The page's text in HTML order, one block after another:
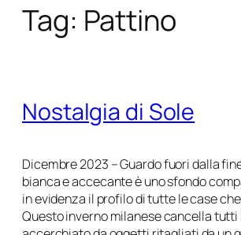
Tag: Pattino
Nostalgia di Sole
Dicembre 2023 – Guardo fuori dalla
bianca e accecante è uno sfondo
in evidenza il profilo di tutte le case
Questo inverno milanese cancella tutti